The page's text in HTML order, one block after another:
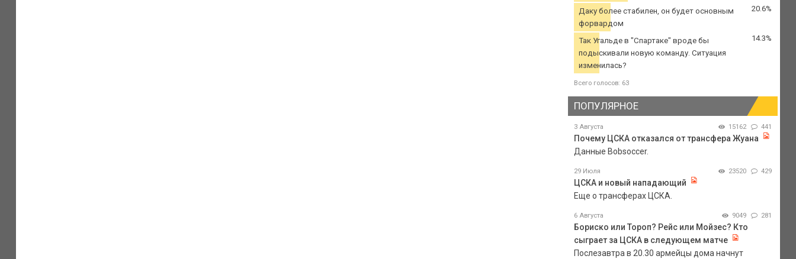
Даку более стабилен, он будет основным
форвардом
20.6%
Так Угальде в "Спартаке" вроде бы
подыскивали новую команду. Ситуация
изменилась?
14.3%
Всего голосов: 63
ПОПУЛЯРНОЕ
3 Августа 15162 441
Почему ЦСКА отказался от трансфера Жуана
Данные Bobsoccer.
29 Июля 23520 429
ЦСКА и новый нападающий
Еще о трансферах ЦСКА.
6 Августа 9049 281
Бориско или Тороп? Рейс или Мойзес? Кто
сыграет за ЦСКА в следующем матче
Послезавтра в 20.30 армейцы дома начнут